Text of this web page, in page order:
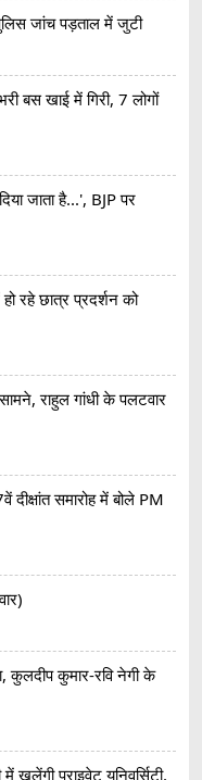
जांच पड़ताल में जुटी
बस खाई में गिरी, 7 लोगों
जाता है...', BJP पर
रहे छात्र प्रदर्शन को
राहुल गांधी के पलटवार
दीक्षांत समारोह में बोले PM
कुलदीप कुमार-रवि नेगी के
खुलेंगी प्राइवेट यूनिवर्सिटी,